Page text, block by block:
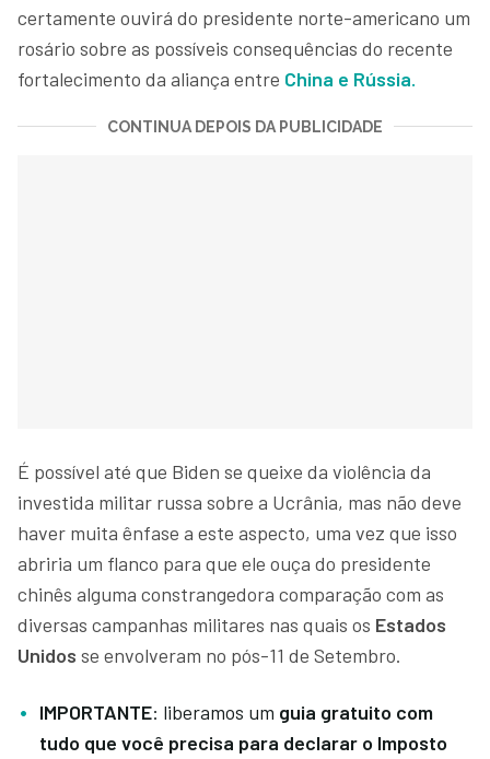
certamente ouvirá do presidente norte-americano um
rosário sobre as possíveis consequências do recente
fortalecimento da aliança entre China e Rússia.
CONTINUA DEPOIS DA PUBLICIDADE
É possível até que Biden se queixe da violência da
investida militar russa sobre a Ucrânia, mas não deve
haver muita ênfase a este aspecto, uma vez que isso
abriria um flanco para que ele ouça do presidente
chinês alguma constrangedora comparação com as
diversas campanhas militares nas quais os Estados
Unidos se envolveram no pós-11 de Setembro.
IMPORTANTE: liberamos um guia gratuito com
tudo que você precisa para declarar o Imposto